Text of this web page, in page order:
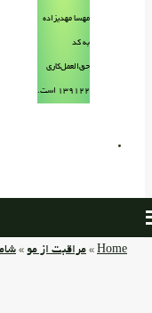
مهسا مهدیزاده
به کد
حق‌العمل‌کاری
۱۳۹۱۲۲ است.
Home
» مراقبت از مو »